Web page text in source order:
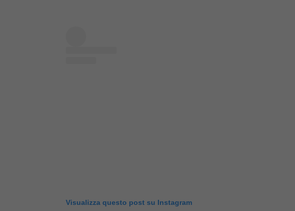
Visualizza questo post su Instagram